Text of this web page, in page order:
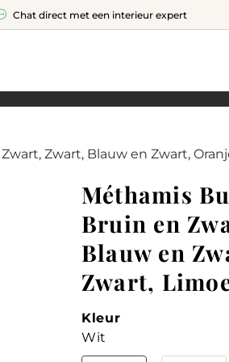
Chat direct met een interieur expert
Zwart, Blauw en Zwart,
Méthamis
Bruin en
Blauw en
Zwart,
Kleur
Wit